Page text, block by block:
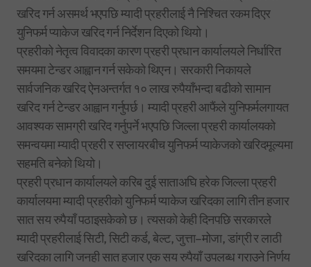
खरिद गर्न असमर्थ भएपछि म्यादी प्रहरीलाई नै निश्चित रकम दिएर
युनिफर्म प्याकेज खरिद गर्न निर्देशन दिएको थियो।
प्रहरीको नेतृत्व विवादका कारण प्रहरी प्रधान कार्यालयले निर्धारित
समयमा टेन्डर आह्वान गर्न सकेको थिएन। सरकारी निकायले
सार्वजनिक खरिद ऐनअन्तर्गत १० लाख रुपैयाँभन्दा बढीको सामान
खरिद गर्न टेन्डर आह्वान गर्नुपर्छ। म्यादी प्रहरी आफैंले युनिफर्मलगायत
आवश्यक सामग्री खरिद गर्नुपर्ने भएपछि जिल्ला प्रहरी कार्यालयको
समन्वयमा म्यादी प्रहरी र सप्लायरबीच युनिफर्म प्याकेजको खरिदमूल्यमा
सहमति बनेको थियो।
प्रहरी प्रधान कार्यालयले करिब दुई साताअघि हरेक जिल्ला प्रहरी
कार्यालयमा म्यादी प्रहरीको युनिफर्म प्याकेज खरिदका लागि तीन हजार
सात सय रुपैयाँ पठाइसकेको छ। त्यसको केही दिनपछि सरकारले
म्यादी प्रहरीलाई सिटी, सिटी कर्ड, बेल्ट, जुत्ता–मोजा, डांग्री र लाठी
खरिदका लागि जनही सात हजार एक सय रुपैयाँ उपलब्ध गराउने निर्णय